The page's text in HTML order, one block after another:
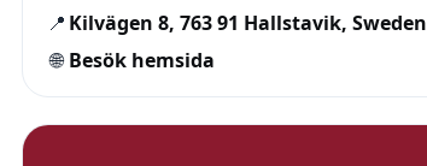
📍 Kilvägen 8, 763 91 Hallstavik, Sweden
🌐 Besök hemsida